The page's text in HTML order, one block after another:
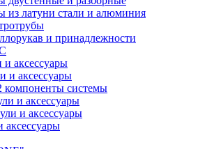
из латуни стали и алюминия
и принадлежности
аксессуары
и аксессуары
компоненты системы
и аксессуары
и аксессуары